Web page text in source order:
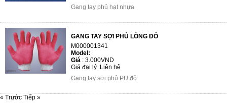
Gang tay phủ hạt nhựa
GANG TAY SỢI PHỦ LÒNG ĐỎ
M000001341
Model:
Giá : 3.000VND
Giá đại lý :Liên hệ
Gang tay sợi phủ PU đỏ
« Trước Tiếp »